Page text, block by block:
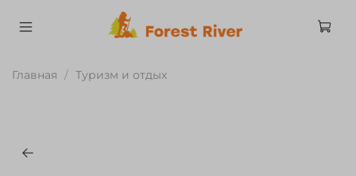
Главная Туризм и отдых